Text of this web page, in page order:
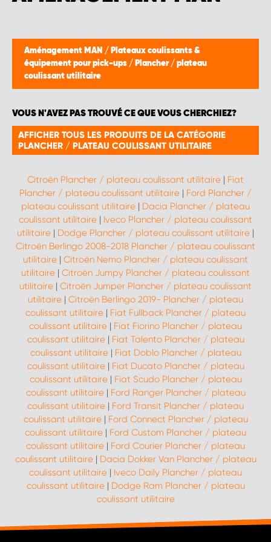
Aménagement MAN / Plateaux coulissants &
équipement pour pick-ups / Plancher / plateau
coulissant utilitaire
VOUS N'AVEZ PAS TROUVÉ CE QUE VOUS CHERCHIEZ?
AFFICHER TOUS LES PRODUITS DE LA CATÉGORIE
PLANCHER / PLATEAU COULISSANT UTILITAIRE
Citroën Plancher / plateau coulissant utilitaire | Fiat
Plancher / plateau coulissant utilitaire | Ford Plancher /
plateau coulissant utilitaire | Dacia Plancher / plateau
coulissant utilitaire | Iveco Plancher / plateau coulissant
utilitaire | Dodge Plancher / plateau coulissant utilitaire |
Citroën Berlingo 2008-2018 Plancher / plateau coulissant
utilitaire | Citroën Nemo Plancher / plateau coulissant
utilitaire | Citroën Jumpy Plancher / plateau coulissant
utilitaire | Citroën Jumper Plancher / plateau coulissant
utilitaire | Citroën Berlingo 2019- Plancher / plateau
coulissant utilitaire | Fiat Fullback Plancher / plateau
coulissant utilitaire | Fiat Fiorino Plancher / plateau
coulissant utilitaire| Fiat Talento Plancher / plateau
coulissant utilitaire| Fiat Doblo Plancher / plateau
coulissant utilitaire| Fiat Ducato Plancher / plateau
coulissant utilitaire| Fiat Scudo Plancher / plateau
coulissant utilitaire| Ford Ranger Plancher / plateau
coulissant utilitaire | Ford Transit Plancher / plateau
coulissant utilitaire| Ford Connect Plancher / plateau
coulissant utilitaire | Ford Custom Plancher / plateau
coulissant utilitaire | Ford Courier Plancher / plateau
coulissant utilitaire| Dacia Dokker Van Plancher / plateau
coulissant utilitaire | Iveco Daily Plancher / plateau
coulissant utilitaire| Dodge Ram Plancher / plateau
coulissant utilitaire